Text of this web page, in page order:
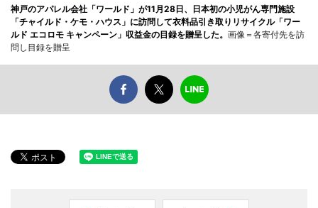
神戸のアパレル会社「ワールド」が11月28日、日本初の小児がん専門施設
「チャイルド・ケモ・ハウス」に訪問して衣料品引き取りリサイクル「ワー
ルド エコロモ キャンペーン」収益金の目録を贈呈した。 画像＝各寄付先を訪
問し目録を贈呈